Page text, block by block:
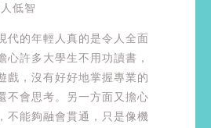
低智
代的年輕人真的是令人全面
心許多大學生不用功讀書，
戲，沒有好好地掌握專業的
不會思考。另一方面又擔心
不能夠融會貫通，只是像機